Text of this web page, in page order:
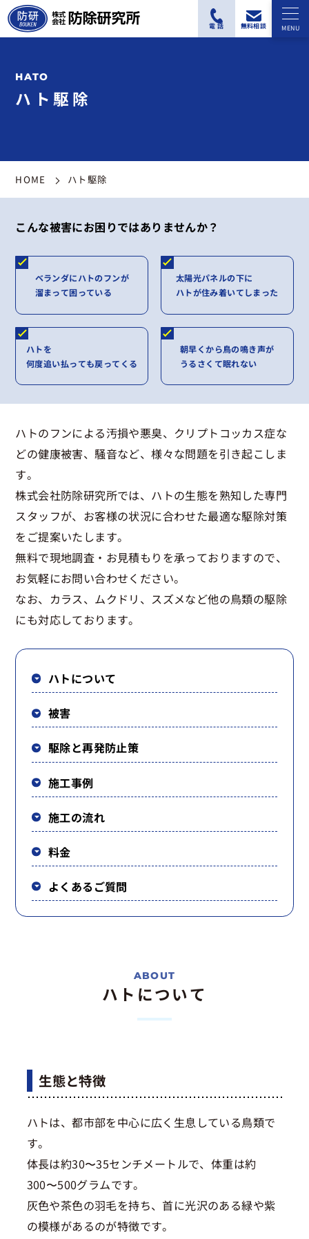
ハト駆除
HOME ハト駆除
こんな被害にお困りではありませんか？
ベランダにハトのフンが
溜まって困っている
太陽光パネルの下に
ハトが住み着いてしまった
ハトを
何度追い払っても戻ってくる
朝早くから鳥の鳴き声が
うるさくて眠れない
ハトのフンによる汚損や悪臭、クリプトコッカス症な
どの健康被害、騒音など、様々な問題を引き起こしま
す。
株式会社防除研究所では、ハトの生態を熟知した専門
スタッフが、お客様の状況に合わせた最適な駆除対策
をご提案いたします。
無料で現地調査・お見積もりを承っておりますので、
お気軽にお問い合わせください。
なお、カラス、ムクドリ、スズメなど他の鳥類の駆除
にも対応しております。
ハトについて
被害
駆除と再発防止策
施工事例
施工の流れ
料金
よくあるご質問
ハトについて
生態と特徴
ハトは、都市部を中心に広く生息している鳥類で
す。
体長は約30〜35センチメートルで、体重は約
300〜500グラムです。
灰色や茶色の羽毛を持ち、首に光沢のある緑や紫
の模様があるのが特徴です。